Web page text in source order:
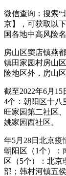
微信查询：搜索“
京】，可获取以
国各地中高风险
房山区窦店镇燕
镇田家园村房山
险地区外，房山
截至2022年6月
4个：朝阳区十八
旺家园第二社区
姚家园西社区。
年5月28日北京
朝阳区（1个）：
区（5个）：北
部；韩村河镇五